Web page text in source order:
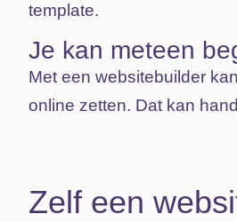
template.
Je kan meteen
Met een websitebuilder
online zetten. Dat kan
Zelf een